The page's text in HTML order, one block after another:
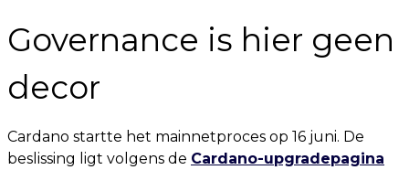
Governance is hier geen
decor
Cardano startte het mainnetproces op 16 juni. De
beslissing ligt volgens de Cardano-upgradepagina